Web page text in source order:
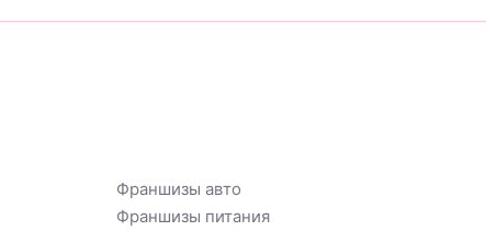
Франшизы авто
Франшизы питания